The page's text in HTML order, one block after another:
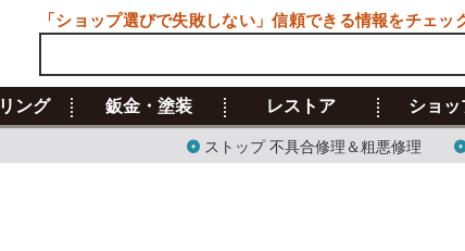
ング 鈑金・塗装 レストア ショ
ストップ 不具合修理＆粗悪修理
「ショップ選びで失敗しない」信頼できる情報をチェッ